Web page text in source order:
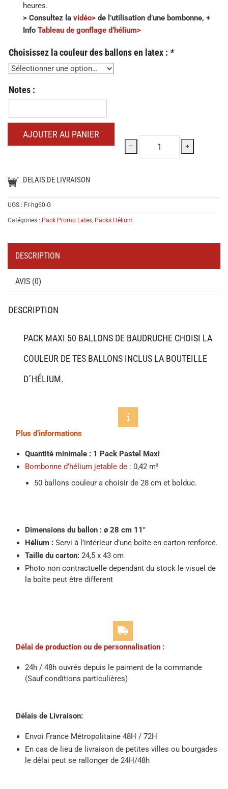
heures.
> Consultez la vidéo> de l’utilisation d’une bombonne, +
Info Tableau de gonflage d’hélium>
Choisissez la couleur des ballons en latex : *
Notes :
:
− +
AJOUTER AU PANIER
DELAIS DE LIVRAISON
UGS : Fr-hg60-G
Catégories : Pack Promo Latex Packs Hélium
DESCRIPTION
AVIS (0)
DESCRIPTION
PACK MAXI 50 BALLONS DE BAUDRUCHE CHOISI LA
COULEUR DE TES BALLONS INCLUS LA BOUTEILLE
D´HÉLIUM.
Plus d’informations
Quantité minimale : 1 Pack Pastel Maxi
Bombonne d’hélium jetable de : 0,42 m³
50 ballons couleur a choisir de 28 cm et bolduc.
Dimensions du ballon : ø 28 cm 11″
Hélium : Servi à l’intérieur d’une boîte en carton renforcé.
Taille du carton: 24,5 x 43 cm
Photo non contractuelle dependant du stock le visuel de
la boîte peut être different
Délai de production ou de personnalisation :
24h / 48h ouvrés depuis le paiment de la commande
(Sauf conditions particulières)
Délais de Livraison:
Envoi France Métropolitaine 48H / 72H
En cas de lieu de livraison de petites villes ou bourgades
le délai peut se rallonger de 24H/48h